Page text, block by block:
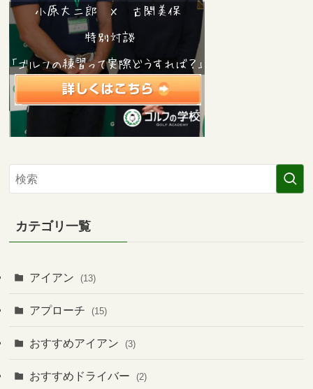
カテゴリ一覧
アイアン (13)
アプローチ (15)
おすすめアイアン (3)
おすすめドライバー (2)